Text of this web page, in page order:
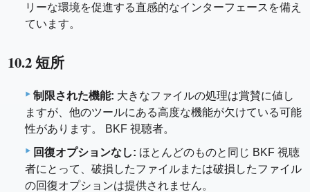
リーな環境を促進する直感的なインターフェースを備え
ています。
10.2 短所
制限された機能: 大きなファイルの処理は賞賛に値し
ますが、他のツールにある高度な機能が欠けている可能
性があります。 BKF 視聴者。
回復オプションなし: ほとんどのものと同じ BKF 視聴
者にとって、破損したファイルまたは破損したファイル
の回復オプションは提供されません。